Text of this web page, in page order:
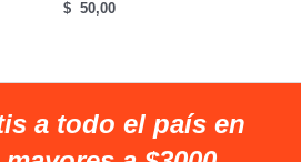
$ 50,00
a todo el país en